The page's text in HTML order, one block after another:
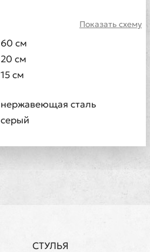
Показать схему
60 см
20 см
15 см
нержавеющая сталь
серый
СТУЛЬЯ